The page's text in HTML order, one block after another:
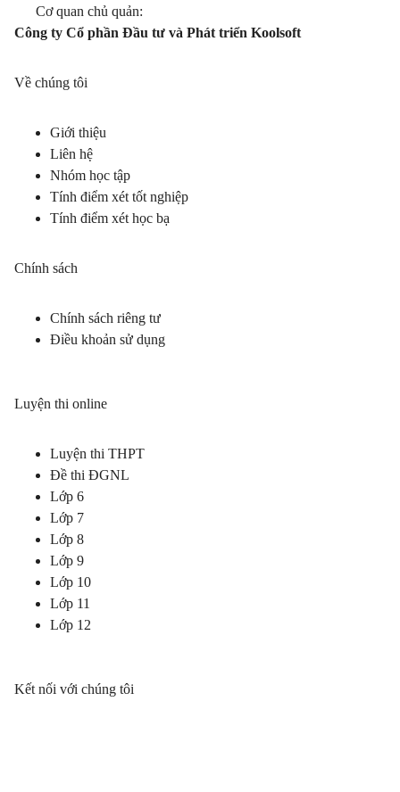
Cơ quan chủ quản:
Công ty Cổ phần Đầu tư và Phát triển Koolsoft
Về chúng tôi
Giới thiệu
Liên hệ
Nhóm học tập
Tính điểm xét tốt nghiệp
Tính điểm xét học bạ
Chính sách
Chính sách riêng tư
Điều khoản sử dụng
Luyện thi online
Luyện thi THPT
Đề thi ĐGNL
Lớp 6
Lớp 7
Lớp 8
Lớp 9
Lớp 10
Lớp 11
Lớp 12
Kết nối với chúng tôi